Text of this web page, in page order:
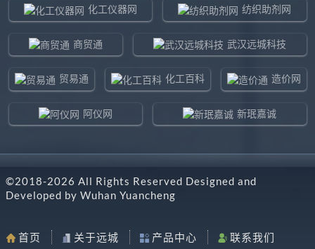
化工仪器网 纺织助剂网
商贸通 武汉远城科技
贸易通 化工百科 造价网
阿仪网 新珉嘉诚
东北制造网 药智通
©2018-2026 All Rights Reserved Designed and
Developed by Wuhan Yuancheng
首页 关于远城 产品中心 联系我们